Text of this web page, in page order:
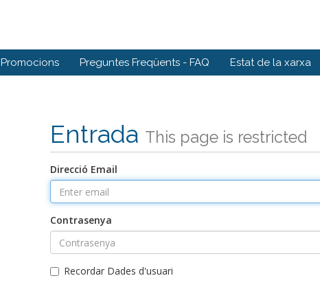
Promocions Preguntes Freqüents - FAQ Estat de la xarxa
Entrada This page is restricted
Direcció Email
Contrasenya
Recordar Dades d'usuari